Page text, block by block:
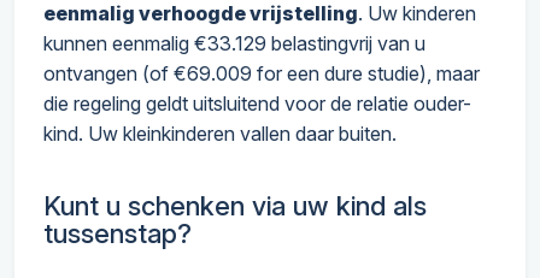
eenmalig verhoogde vrijstelling. Uw kinderen
kunnen eenmalig €33.129 belastingvrij van u
ontvangen (of €69.009 for een dure studie), maar
die regeling geldt uitsluitend voor de relatie ouder-
kind. Uw kleinkinderen vallen daar buiten.
Kunt u schenken via uw kind als
tussenstap?